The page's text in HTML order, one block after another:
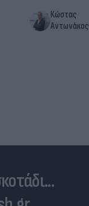
Κώστας
Αντωνάκος